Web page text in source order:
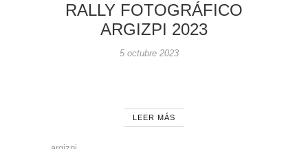
RALLY FOTOGRÁFICO
ARGIZPI 2023
5 octubre 2023
LEER MÁS